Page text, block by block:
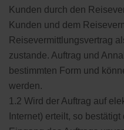
Kunden durch den
Kunden und dem
Reisevermittlungsvertrag
zustande. Auftrag und
bestimmten Form und
werden.
1.2 Wird der Auftrag auf
Internet) erteilt, so